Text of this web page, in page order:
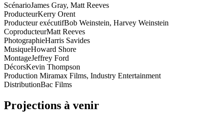
ScénarioJames Gray, Matt Reeves
ProducteurKerry Orent
Producteur exécutifBob Weinstein, Harvey Weinstein
CoproducteurMatt Reeves
PhotographieHarris Savides
MusiqueHoward Shore
MontageJeffrey Ford
DécorsKevin Thompson
Production Miramax Films, Industry Entertainment
DistributionBac Films
Projections à venir